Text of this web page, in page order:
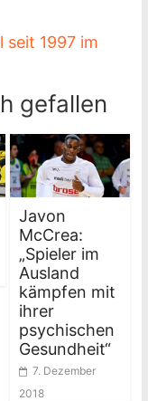
seit 1997 im
gefallen
Javon
McCrea:
„Spieler im
Ausland
kämpfen mit
ihrer
psychischen
Gesundheit“
7. Dezember
2018